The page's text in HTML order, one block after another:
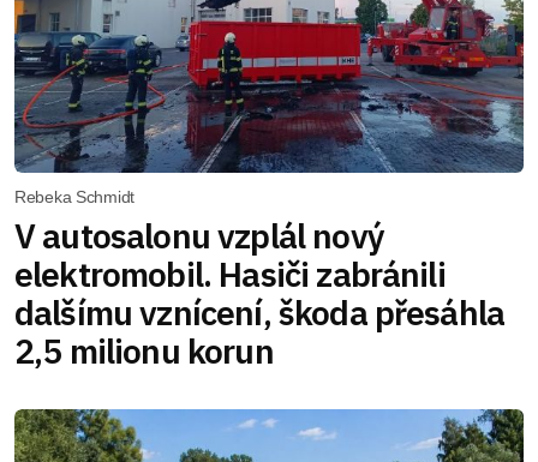
Rebeka Schmidt
V autosalonu vzplál nový
elektromobil. Hasiči zabránili
dalšímu vznícení, škoda přesáhla
2,5 milionu korun